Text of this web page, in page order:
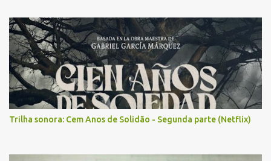
Trilha sonora: Cem Anos de Solidão - Segunda parte (Netflix)